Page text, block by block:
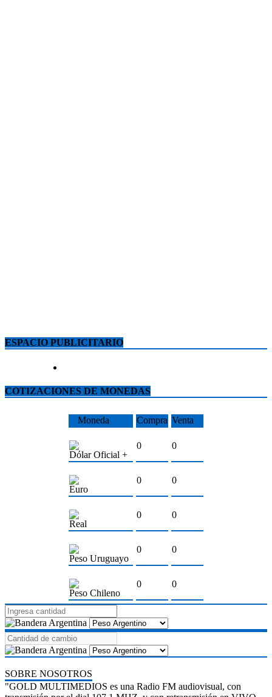
ESPACIO PUBLICITARIO
COTIZACIONES DE MONEDAS
Moneda Compra Venta
Dólar Oficial +
0 0
Euro
0 0
Real
0 0
Peso Uruguayo
0 0
Peso Chileno
0 0
SOBRE NOSOTROS
"GOLD MULTIMEDIOS es una Radio FM audiovisual, con